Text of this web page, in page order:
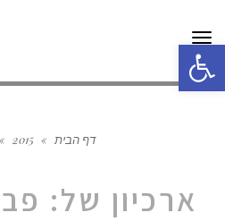
פתח סרגל נגישות
תפריט
דף הבית »
2015
»
ארכיון של: